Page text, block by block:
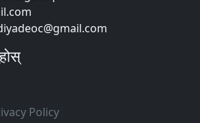
Policy